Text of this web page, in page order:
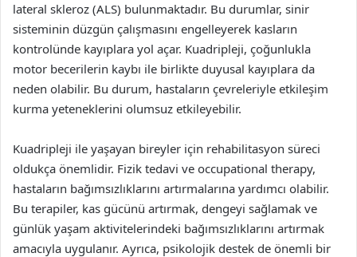
lateral skleroz (ALS) bulunmaktadır. Bu durumlar, sinir
sisteminin düzgün çalışmasını engelleyerek kasların
kontrolünde kayıplara yol açar. Kuadripleji, çoğunlukla
motor becerilerin kaybı ile birlikte duyusal kayıplara da
neden olabilir. Bu durum, hastaların çevreleriyle etkileşim
kurma yeteneklerini olumsuz etkileyebilir.
Kuadripleji ile yaşayan bireyler için rehabilitasyon süreci
oldukça önemlidir. Fizik tedavi ve occupational therapy,
hastaların bağımsızlıklarını artırmalarına yardımcı olabilir.
Bu terapiler, kas gücünü artırmak, dengeyi sağlamak ve
günlük yaşam aktivitelerindeki bağımsızlıklarını artırmak
amacıyla uygulanır. Ayrıca, psikolojik destek de önemli bir